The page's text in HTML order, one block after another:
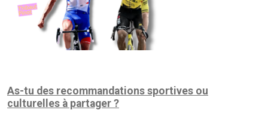
As-tu des recommandations sportives ou
culturelles à partager ?